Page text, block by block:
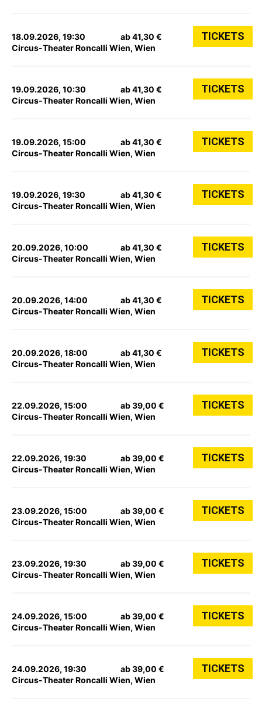
18.09.2026, 19:30
Circus-Theater Roncalli Wien, Wien
ab 41,30 € TICKETS
19.09.2026, 10:30
Circus-Theater Roncalli Wien, Wien
ab 41,30 € TICKETS
19.09.2026, 15:00
Circus-Theater Roncalli Wien, Wien
ab 41,30 € TICKETS
19.09.2026, 19:30
Circus-Theater Roncalli Wien, Wien
ab 41,30 € TICKETS
20.09.2026, 10:00
Circus-Theater Roncalli Wien, Wien
ab 41,30 € TICKETS
20.09.2026, 14:00
Circus-Theater Roncalli Wien, Wien
ab 41,30 € TICKETS
20.09.2026, 18:00
Circus-Theater Roncalli Wien, Wien
ab 41,30 € TICKETS
22.09.2026, 15:00
Circus-Theater Roncalli Wien, Wien
ab 39,00 € TICKETS
22.09.2026, 19:30
Circus-Theater Roncalli Wien, Wien
ab 39,00 € TICKETS
23.09.2026, 15:00
Circus-Theater Roncalli Wien, Wien
ab 39,00 € TICKETS
23.09.2026, 19:30
Circus-Theater Roncalli Wien, Wien
ab 39,00 € TICKETS
24.09.2026, 15:00
Circus-Theater Roncalli Wien, Wien
ab 39,00 € TICKETS
24.09.2026, 19:30
Circus-Theater Roncalli Wien, Wien
ab 39,00 € TICKETS